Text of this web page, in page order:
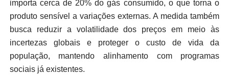
importa cerca de 20% do gás consumido, o que torna o
produto sensível a variações externas. A medida também
busca reduzir a volatilidade dos preços em meio às
incertezas globais e proteger o custo de vida da
população, mantendo alinhamento com programas
sociais já existentes.